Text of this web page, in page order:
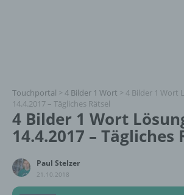
Touchportal > 4 Bilder 1 Wort > 4 Bilder 1 Wort
14.4.2017 – Tägliches Rätsel
4 Bilder 1 Wort
14.4.2017 – Tägliches
Paul Stelzer
21.10.2018